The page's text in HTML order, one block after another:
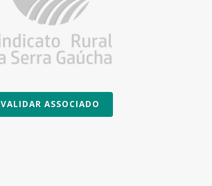
VALIDAR ASSOCIADO